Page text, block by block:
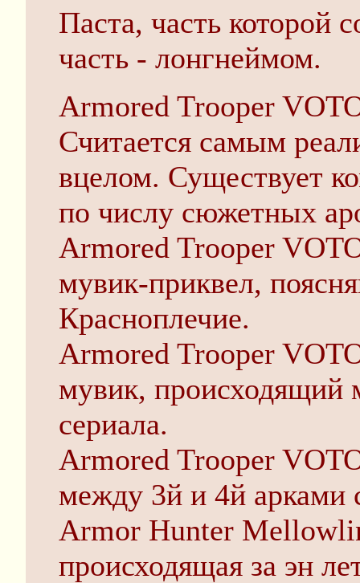
Паста, часть которой
часть - лонгнеймом.
Armored Trooper
Считается самым
вцелом. Существует
по числу сюжетных
Armored Trooper
мувик-приквел,
Красноплечие.
Armored Trooper
мувик, происходящий
сериала.
Armored Trooper
между 3й и 4й арками
Armor Hunter
происходящая за эн